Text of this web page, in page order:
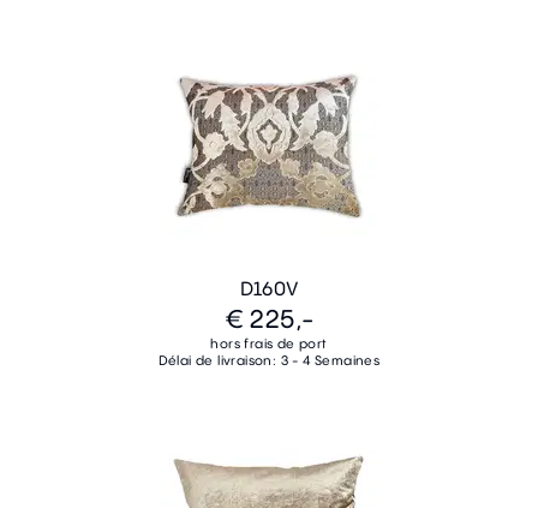
D160V
€ 225,-
hors frais de port
Délai de livraison: 3 - 4 Semaines